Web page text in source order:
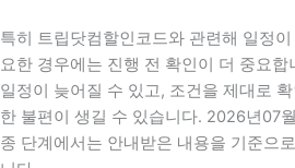
특히 트립닷컴할인코드와 관련해 일정
요한 경우에는 진행 전 확인이 더 중요
일정이 늦어질 수 있고, 조건을 제대로
한 불편이 생길 수 있습니다. 2026년07
종 단계에서는 안내받은 내용을 기준으